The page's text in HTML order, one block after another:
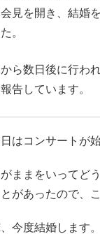
見を開き、結婚
。
ら数日後に行わ
告しています。
はコンサートが
ままをいってど
があったので、
今度結婚します。